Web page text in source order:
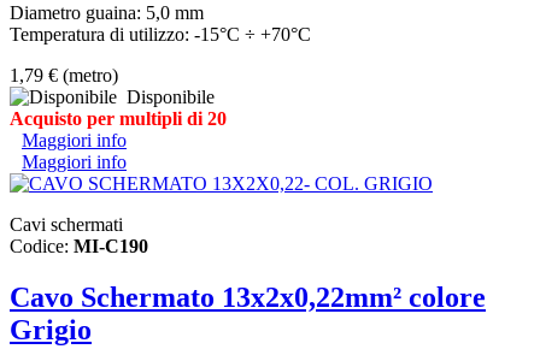
Diametro guaina: 5,0 mm
Temperatura di utilizzo: -15°C ÷ +70°C
1,79 € (metro)
Disponibile
Acquisto per multipli di 20
Maggiori info
Maggiori info
Cavi schermati
Codice: MI-C190
Cavo Schermato 13x2x0,22mm² colore
Grigio